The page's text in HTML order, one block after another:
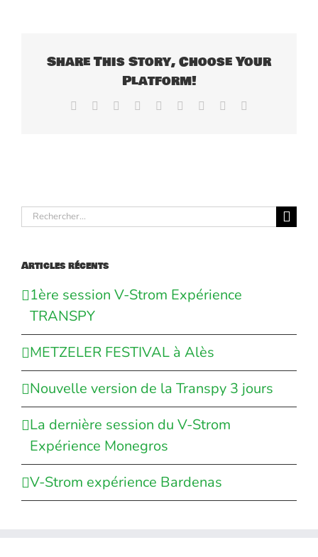
Share This Story, Choose Your
Platform!
Facebook Reddit LinkedInWhatsApp
TumblrPinterest
Rechercher:
Articles récents
1ère session V-Strom Expérience
TRANSPY
METZELER FESTIVAL à Alès
Nouvelle version de la Transpy 3 jours
La dernière session du V-Strom
Expérience Monegros
V-Strom expérience Bardenas